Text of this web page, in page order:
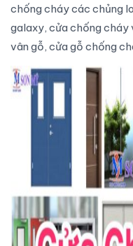
chống cháy các chủng
galaxy, cửa chống
vân gỗ, cửa gỗ chống